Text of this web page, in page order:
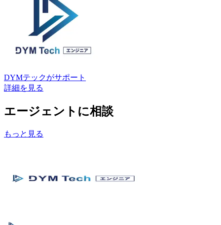
DYMテックがサポート
詳細を見る
エージェントに相談
もっと見る